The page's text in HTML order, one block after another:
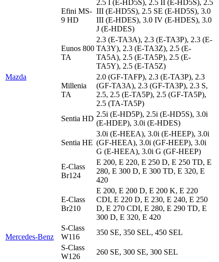
Mazda
Efini MS-
9 HD
2.5 I (E-HD5S), 2.5 II (E-HD5S), 2.5
III (E-HD5S), 2.5 SE (E-HD5S), 3.0
III (E-HDES), 3.0 IV (E-HDES), 3.0
J (E-HDES)
Eunos 800
TA
2.3 (E-TA3A), 2.3 (E-TA3P), 2.3 (E-
TA3Y), 2.3 (E-TA3Z), 2.5 (E-
TA5A), 2.5 (E-TA5P), 2.5 (E-
TA5Y), 2.5 (E-TA5Z)
Millenia
TA
2.0 (GF-TAFP), 2.3 (E-TA3P), 2.3
(GF-TA3A), 2.3 (GF-TA3P), 2.3 S,
2.5, 2.5 (E-TA5P), 2.5 (GF-TA5P),
2.5 (TA-TA5P)
Sentia HD
2.5i (E-HD5P), 2.5i (E-HD5S), 3.0i
(E-HDEP), 3.0i (E-HDES)
Sentia HE
3.0i (E-HEEA), 3.0i (E-HEEP), 3.0i
(GF-HEEA), 3.0i (GF-HEEP), 3.0i
G (E-HEEA), 3.0i G (GF-HEEP)
Mercedes-Benz
E-Class
Br124
E 200, E 220, E 250 D, E 250 TD, E
280, E 300 D, E 300 TD, E 320, E
420
E-Class
Br210
E 200, E 200 D, E 200 K, E 220
CDI, E 220 D, E 230, E 240, E 250
D, E 270 CDI, E 280, E 290 TD, E
300 D, E 320, E 420
S-Class
W116
350 SE, 350 SEL, 450 SEL
S-Class
W126
260 SE, 300 SE, 300 SEL